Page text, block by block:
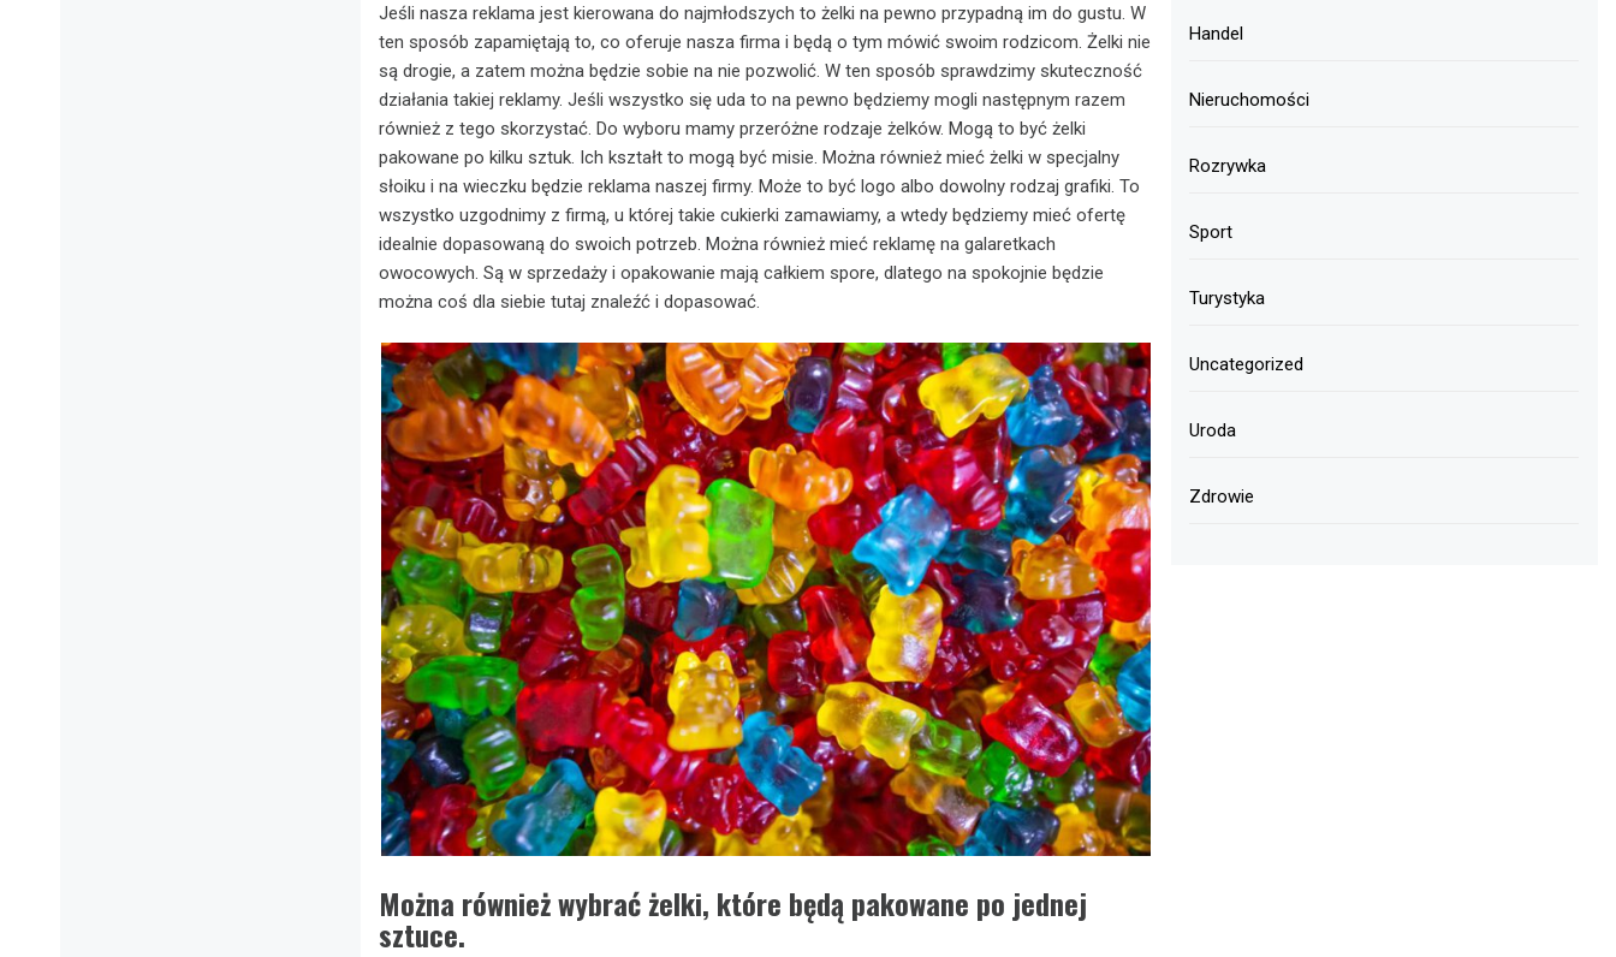
Jeśli nasza reklama jest kierowana do najmłodszych to żelki na pewno przypadną im do gustu. W
ten sposób zapamiętają to, co oferuje nasza firma i będą o tym mówić swoim rodzicom. Żelki nie
są drogie, a zatem można będzie sobie na nie pozwolić. W ten sposób sprawdzimy skuteczność
działania takiej reklamy. Jeśli wszystko się uda to na pewno będziemy mogli następnym razem
również z tego skorzystać. Do wyboru mamy przeróżne rodzaje żelków. Mogą to być żelki
pakowane po kilku sztuk. Ich kształt to mogą być misie. Można również mieć żelki w specjalny
słoiku i na wieczku będzie reklama naszej firmy. Może to być logo albo dowolny rodzaj grafiki. To
wszystko uzgodnimy z firmą, u której takie cukierki zamawiamy, a wtedy będziemy mieć ofertę
idealnie dopasowaną do swoich potrzeb. Można również mieć reklamę na galaretkach
owocowych. Są w sprzedaży i opakowanie mają całkiem spore, dlatego na spokojnie będzie
można coś dla siebie tutaj znaleźć i dopasować.
Można również wybrać żelki, które będą pakowane po jednej
sztuce.
Handel
Nieruchomości
Rozrywka
Sport
Turystyka
Uncategorized
Uroda
Zdrowie